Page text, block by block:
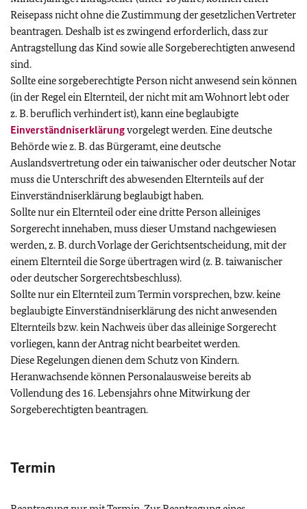
Reisepass nicht ohne die Zustimmung der gesetzlichen Vertreter
beantragen. Deshalb ist es zwingend erforderlich, dass zur
Antragstellung das Kind sowie alle Sorgeberechtigten anwesend
sind.
Sollte eine sorgeberechtigte Person nicht anwesend sein können
(in der Regel ein Elternteil, der nicht mit am Wohnort lebt oder
z. B. beruflich verhindert ist), kann eine beglaubigte
Einverständniserklärungvorgelegt werden. Eine deutsche
Behörde wie z. B. das Bürgeramt, eine deutsche
Auslandsvertretung oder ein taiwanischer oder deutscher Notar
muss die Unterschrift des abwesenden Elternteils auf der
Einverständniserklärung beglaubigt haben.
Sollte nur ein Elternteil oder eine dritte Person alleiniges
Sorgerecht innehaben, muss dieser Umstand nachgewiesen
werden, z. B. durch Vorlage der Gerichtsentscheidung, mit der
einem Elternteil die Sorge übertragen wird (z. B. taiwanischer
oder deutscher Sorgerechtsbeschluss).
Sollte nur ein Elternteil zum Termin vorsprechen, bzw. keine
beglaubigte Einverständniserklärung des nicht anwesenden
Elternteils bzw. kein Nachweis über das alleinige Sorgerecht
vorliegen, kann der Antrag nicht bearbeitet werden.
Diese Regelungen dienen dem Schutz von Kindern.
Heranwachsende können Personalausweise bereits ab
Vollendung des 16. Lebensjahrs ohne Mitwirkung der
Sorgeberechtigten beantragen.
Termin